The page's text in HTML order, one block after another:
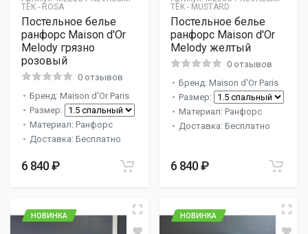
TEK - ROSA
Постельное белье
ранфорс Maison d'Or
Melody грязно
розовый
0 отзывов
Бренд: Maison d'Or Paris
Размер:
Материал: Ранфорс
Доставка: Бесплатно
6 840 ₽
TEK - MUSTARD
Постельное белье
ранфорс Maison d'Or
Melody желтый
0 отзывов
Бренд: Maison d'Or Paris
Размер:
Материал: Ранфорс
Доставка: Бесплатно
6 840 ₽
НОВИНКА НОВИНКА